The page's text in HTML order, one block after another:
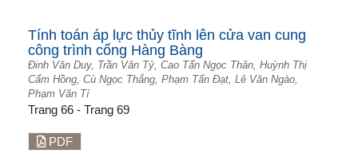
Tính toán áp lực thủy tĩnh lên cửa van cung
công trình cống Hàng Bàng
Đinh Văn Duy, Trần Văn Tỷ, Cao Tấn Ngọc Thân, Huỳnh Thị
Cẩm Hồng, Cù Ngọc Thắng, Phạm Tấn Đạt, Lê Văn Ngào,
Phạm Văn Tí
Trang 66 - Trang 69
PDF